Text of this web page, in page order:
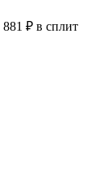
881 ₽ в сплит